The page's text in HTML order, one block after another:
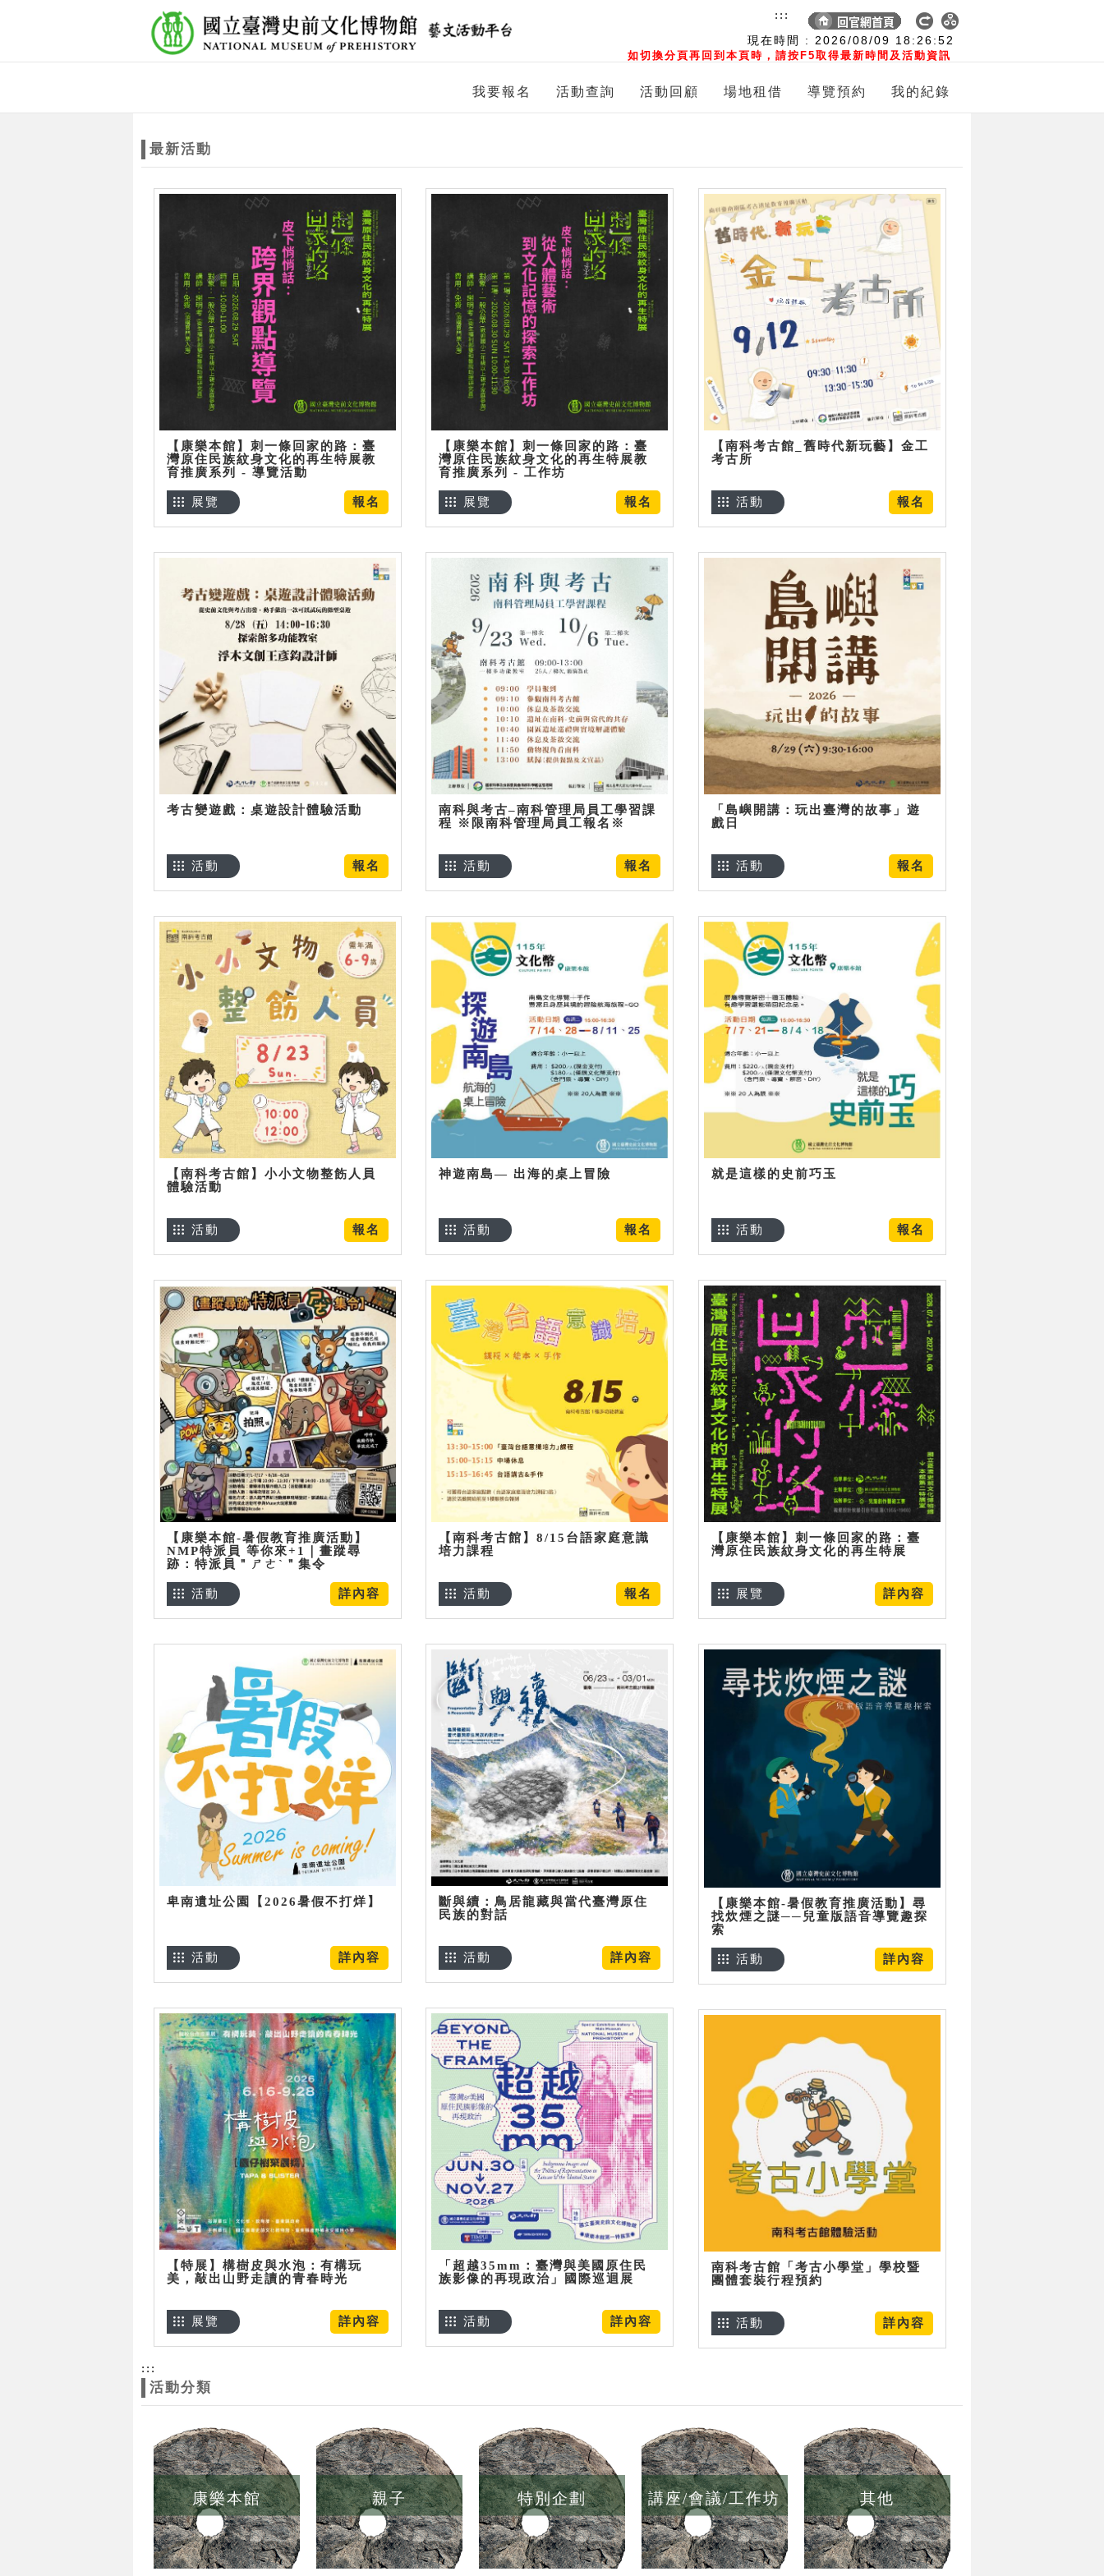
現在時間 : 2026/08/09 18:26:53
如切換分頁再回到本頁時，請按F5取得最新時間及活動資訊
:::
我要報名 活動查詢 活動回顧 場地租借 導覽預約 我的紀錄
最新活動
【康樂本館】刺一條回家的路：臺
灣原住民族紋身文化的再生特展教
育推廣系列 - 導覽活動
報名
展覽
【康樂本館】刺一條回家的路：臺
灣原住民族紋身文化的再生特展教
育推廣系列 - 工作坊
報名
展覽
【南科考古館_舊時代新玩藝】金工
考古所
報名
活動
考古變遊戲：桌遊設計體驗活動
報名
活動
南科與考古–南科管理局員工學習課
程 ※限南科管理局員工報名※
報名
活動
「島嶼開講：玩出臺灣的故事」遊
戲日
報名
活動
【南科考古館】小小文物整飭人員
體驗活動
報名
活動
神遊南島— 出海的桌上冒險
報名
活動
就是這樣的史前巧玉
報名
活動
【康樂本館-暑假教育推廣活動】
NMP特派員 等你來+1｜畫蹤尋
跡：特派員＂ㄕㄜˋ＂集令
詳內容
活動
【南科考古館】8/15台語家庭意識
培力課程
報名
活動
【康樂本館】刺一條回家的路：臺
灣原住民族紋身文化的再生特展
詳內容
展覽
卑南遺址公園【2026暑假不打烊】
詳內容
活動
斷與續：鳥居龍藏與當代臺灣原住
民族的對話
詳內容
活動
【康樂本館-暑假教育推廣活動】尋
找炊煙之謎──兒童版語音導覽趣探
索
詳內容
活動
【特展】構樹皮與水泡：有構玩
美，敲出山野走讀的青春時光
詳內容
展覽
「超越35mm：臺灣與美國原住民
族影像的再現政治」國際巡迴展
詳內容
活動
南科考古館「考古小學堂」學校暨
團體套裝行程預約
詳內容
活動
:::
活動分類
康樂本館 親子 特別企劃 講座/會議/工作坊 其他